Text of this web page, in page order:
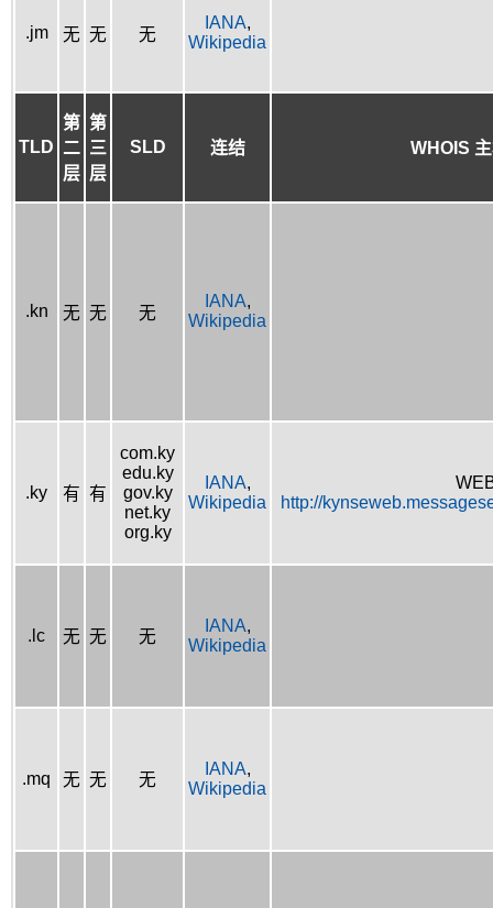
.jm 无 无 无
IANA,
Wikipedia
TLD
第
二
层
第
三
层
SLD 连结 WHOIS
.kn 无 无 无
IANA,
Wikipedia
.ky 有 有
com.ky
edu.ky
gov.ky
net.ky
org.ky
IANA,
Wikipedia
http://
.lc 无 无 无
IANA,
Wikipedia
.mq 无 无 无
IANA,
Wikipedia